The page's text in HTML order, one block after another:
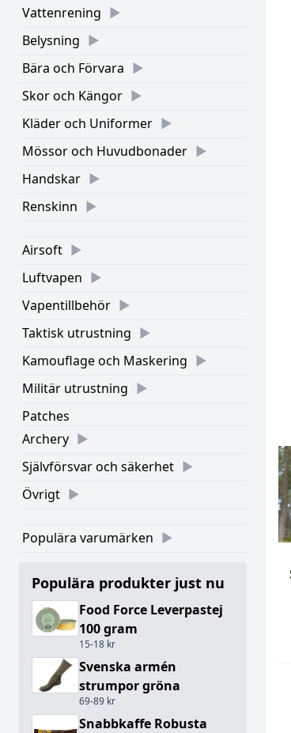
Vattenrening
Belysning
Bära och Förvara
Skor och Kängor
Kläder och Uniformer
Mössor och Huvudbonader
Handskar
Renskinn
Airsoft
Luftvapen
Vapentillbehör
Taktisk utrustning
Kamouflage och Maskering
Militär utrustning
Patches
Archery
Självförsvar och säkerhet
Övrigt
Populära varumärken
Populära produkter just nu
Food Force Leverpastej
100 gram
15-18 kr
Svenska armén
strumpor gröna
69-89 kr
Snabbkaffe Robusta